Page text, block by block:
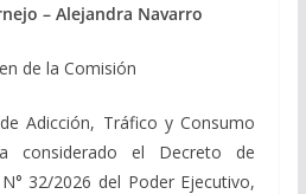
– Alejandra Navarro
de la Comisión
Tráfico y Consumo
considerado el Decreto de
32/2026 del Poder Ejecutivo,